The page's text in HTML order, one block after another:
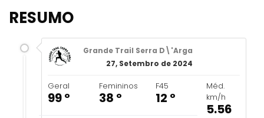
RESUMO
Grande Trail Serra D\'Arga
27, Setembro de 2024
Geral
99 º
Femininos
38 º
F45
12 º
Méd.
km/h
5.56